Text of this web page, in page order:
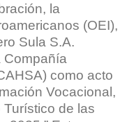
la
(OEI),
Sula S.A.
Compañía
como acto
Vocacional,
de las